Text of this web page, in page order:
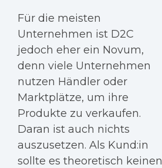
Für die meisten
Unternehmen ist D2C
jedoch eher ein Novum,
denn viele Unternehmen
nutzen Händler oder
Marktplätze, um ihre
Produkte zu verkaufen.
Daran ist auch nichts
auszusetzen. Als Kund:in
sollte es theoretisch keinen